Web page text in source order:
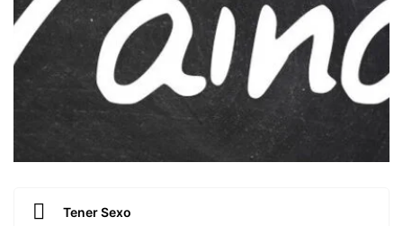
Tener Sexo